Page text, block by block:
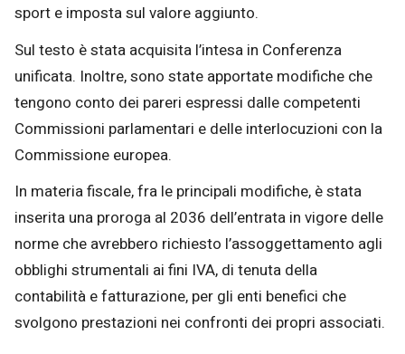
sport e imposta sul valore aggiunto.
Sul testo è stata acquisita l’intesa in Conferenza
unificata. Inoltre, sono state apportate modifiche che
tengono conto dei pareri espressi dalle competenti
Commissioni parlamentari e delle interlocuzioni con la
Commissione europea.
In materia fiscale, fra le principali modifiche, è stata
inserita una proroga al 2036 dell’entrata in vigore delle
norme che avrebbero richiesto l’assoggettamento agli
obblighi strumentali ai fini IVA, di tenuta della
contabilità e fatturazione, per gli enti benefici che
svolgono prestazioni nei confronti dei propri associati.